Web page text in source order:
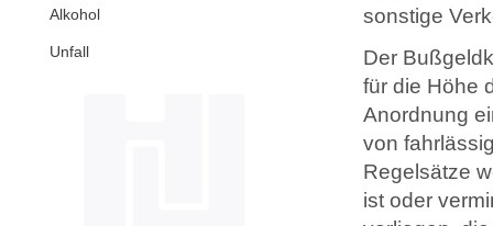
Alkohol
Unfall
sonstige
Der
für die Höhe
Anordnung
von
Regelsätze
ist oder